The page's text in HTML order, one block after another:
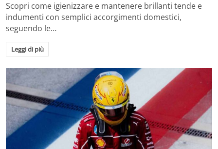
Scopri come igienizzare e mantenere brillanti tende e
indumenti con semplici accorgimenti domestici,
seguendo le…
Leggi di più